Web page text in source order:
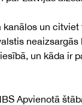
kanālos un
un kāda ir
Apvienotā